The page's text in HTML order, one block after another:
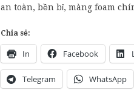
an toàn, bền bỉ, màng foam
Chia sẻ:
In Facebook
Telegram WhatsApp